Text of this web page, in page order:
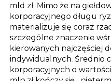
mld zł. Mimo że na
korporacyjnego długu
materializuje się coraz
szczególne znaczenie
kierowanych najczęściej
indywidualnych. Średnio
korporacyjnych o